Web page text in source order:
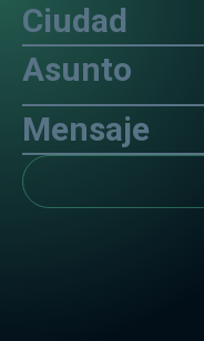
Ciudad
Asunto
Mensaje